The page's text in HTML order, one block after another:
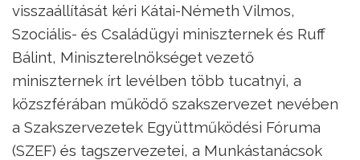
visszaállítását kéri Kátai-Németh Vilmos,
Szociális- és Családügyi miniszternek és Ruff
Bálint, Miniszterelnökséget vezető
miniszternek írt levélben több tucatnyi, a
közszférában működő szakszervezet nevében
a Szakszervezetek Együttműködési Fóruma
(SZEF) és tagszervezetei, a Munkástanácsok